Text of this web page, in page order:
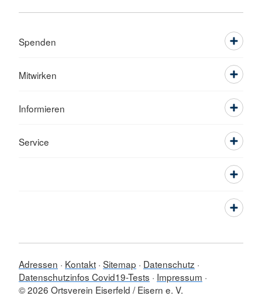
Spenden
Mitwirken
Informieren
Service
Adressen Kontakt Sitemap
Datenschutz
Datenschutzinfos Covid19-Tests
Impressum
© 2026 Ortsverein Eiserfeld / Eisern e. V.